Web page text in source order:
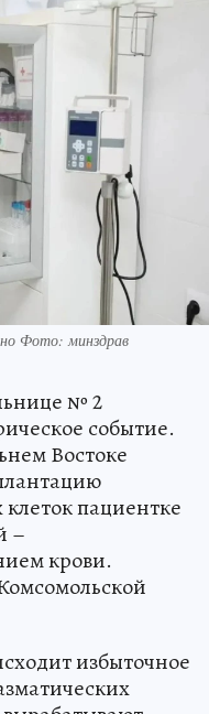
Фото: минздрав
№ 2
событие.
Востоке
пациентке
–
крови.
избыточное